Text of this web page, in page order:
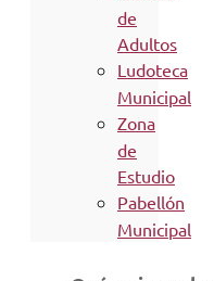
de
Adultos
Ludoteca
Municipal
Zona
de
Estudio
Pabellón
Municipal